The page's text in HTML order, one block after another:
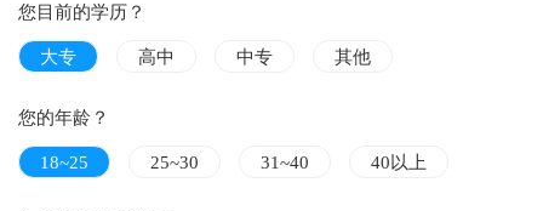
您目前的学历？
大专 高中 中专 其他
您的年龄？
18~25 25~30 31~40 40以上